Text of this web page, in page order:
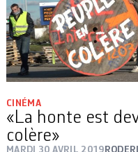
CINÉMA
«La honte est
colère»
MARDI 30 AVRIL 2019